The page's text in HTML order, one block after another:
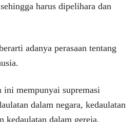
harus dipelihara dan
adanya perasaan tentang
ini mempunyai supremasi
dalam negara, kedaulatan
kedaulatan dalam gereja.